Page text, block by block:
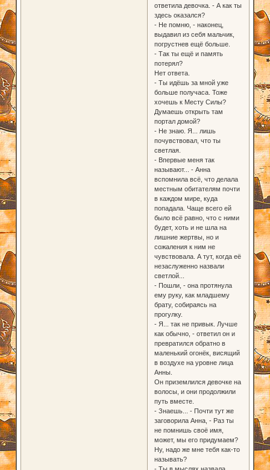
ответила девочка. - А как ты
здесь оказался?
- Не помню, - наконец,
выдавил из себя мальчик,
погрустнев ещё больше.
- Так ты ещё и память
потерял?
Нет ответа.
- Ты идёшь за мной уже
больше получаса. Тоже
хочешь к Месту Силы?
Думаешь открыть там
портал домой?
- Не знаю. Я... лишь
почувствовал, что ты
светлая.
- Впервые меня так
называют... - Анна
вспомнила всё, что делала
местным обитателям почти
в каждом мире, куда
попадала. Чаще всего ей
было всё равно, что с ними
будет, хоть и не шла на
лишние жертвы, но и
сожаления к ним не
чувствовала. А тут, когда её
незаслуженно назвали
светлой...
- Пошли, - она протянула
ему руку, как младшему
брату, собираясь на
прогулку.
- Я... так не привык. Лучше
как обычно, - ответил он и
превратился обратно в
маленький огонёк, висящий
в воздухе на уровне лица
Анны.
Он приземлился девочке на
волосы, и они продолжили
путь вместе.
- Знаешь... - Почти тут же
заговорила Анна, - Раз ты
не помнишь своё имя,
может, мы его придумаем?
Ну, надо же мне тебя как-то
называть?
- Ты в мыслях назвала